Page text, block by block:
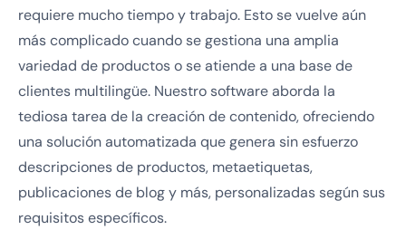
requiere mucho tiempo y trabajo. Esto se vuelve aún
más complicado cuando se gestiona una amplia
variedad de productos o se atiende a una base de
clientes multilingüe. Nuestro software aborda la
tediosa tarea de la creación de contenido, ofreciendo
una solución automatizada que genera sin esfuerzo
descripciones de productos, metaetiquetas,
publicaciones de blog y más, personalizadas según sus
requisitos específicos.